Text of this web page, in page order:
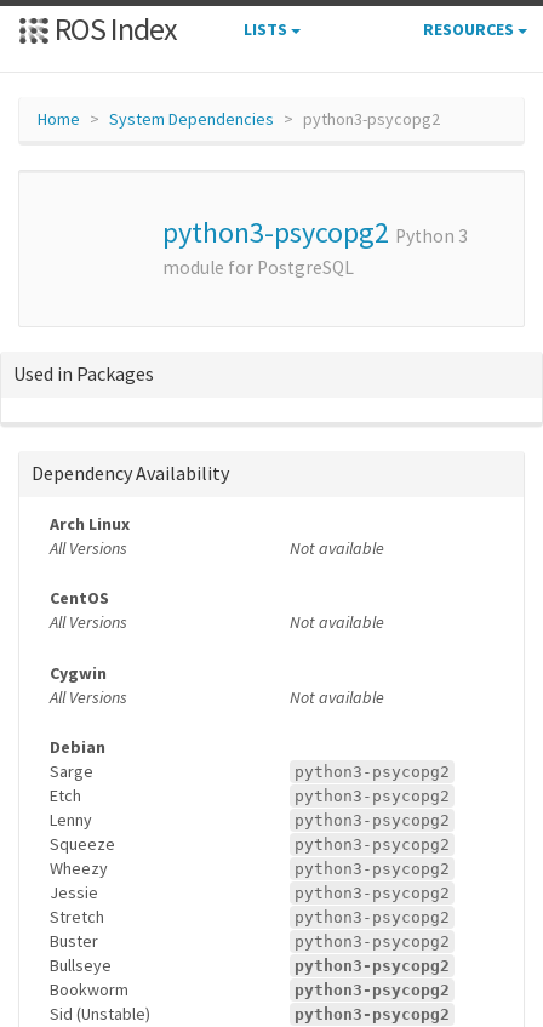
ROS Index LISTS RESOURCES
Home System Dependencies python3-psycopg2
python3-psycopg2 Python 3
module for PostgreSQL
Used in Packages
Dependency Availability
Arch Linux
All Versions
Not available
CentOS
All Versions
Not available
Cygwin
All Versions
Not available
Debian
Sarge
python3-psycopg2
Etch python3-psycopg2
Lenny python3-psycopg2
Squeeze python3-psycopg2
Wheezy python3-psycopg2
Jessie python3-psycopg2
Stretch python3-psycopg2
Buster python3-psycopg2
Bullseye python3-psycopg2
Bookworm python3-psycopg2
Sid (Unstable) python3-psycopg2